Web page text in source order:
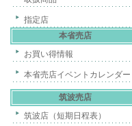
指定店
本省売店
お買い得情報
本省売店イベントカレンダー
筑波売店
筑波店（短期日程表）